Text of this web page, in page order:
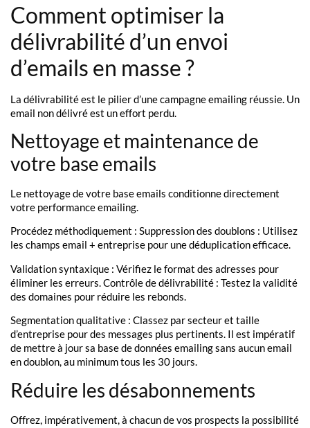
Comment optimiser la
délivrabilité d’un envoi
d’emails en masse ?
La délivrabilité est le pilier d’une campagne emailing réussie. Un
email non délivré est un effort perdu.
Nettoyage et maintenance de
votre base emails
Le nettoyage de votre base emails conditionne directement
votre performance emailing.
Procédez méthodiquement : Suppression des doublons : Utilisez
les champs email + entreprise pour une déduplication efficace.
Validation syntaxique : Vérifiez le format des adresses pour
éliminer les erreurs. Contrôle de délivrabilité : Testez la validité
des domaines pour réduire les rebonds.
Segmentation qualitative : Classez par secteur et taille
d’entreprise pour des messages plus pertinents. Il est impératif
de mettre à jour sa base de données emailing sans aucun email
en doublon, au minimum tous les 30 jours.
Réduire les désabonnements
Offrez, impérativement, à chacun de vos prospects la possibilité